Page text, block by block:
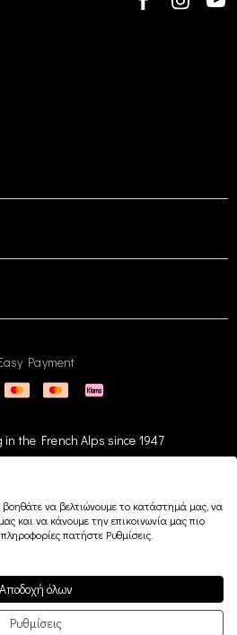
Payment
in the French Alps since 1947
να βελτιώνουμε το κατάστημά μας, να
και να κάνουμε την επικοινωνία μας πιο
πατήστε Ρυθμίσεις.
Αποδοχή όλων
Ρυθμίσεις